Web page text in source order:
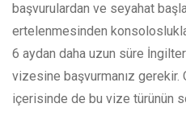
başvurulardan ve seyahat
ertelenmesinden
6 aydan daha uzun süre
vizesine başvurmanız gerekir.
içerisinde de bu vize türünün